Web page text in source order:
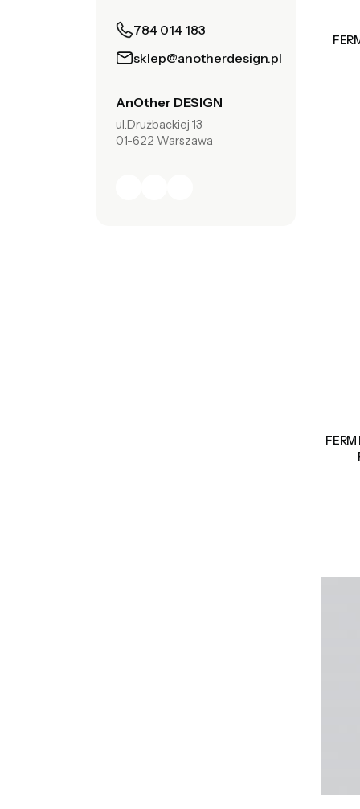
784 014 183
sklep@anotherdesign.pl
AnOther DESIGN
ul.Drużbackiej 13
01-622 Warszawa